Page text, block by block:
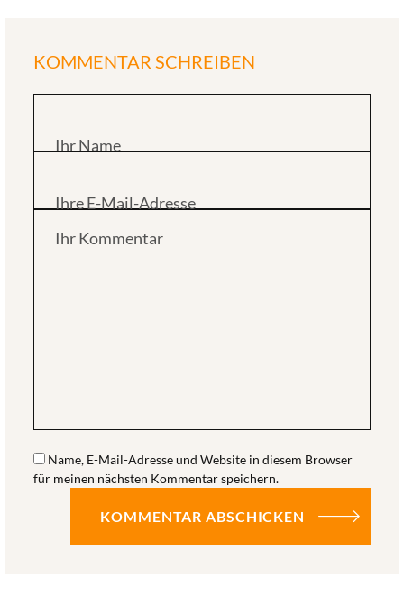
KOMMENTAR SCHREIBEN
Ihr Kommentar
Ihr Name
Ihre E-Mail-Adresse
Name, E-Mail-Adresse und Website in diesem Browser
für meinen nächsten Kommentar speichern.